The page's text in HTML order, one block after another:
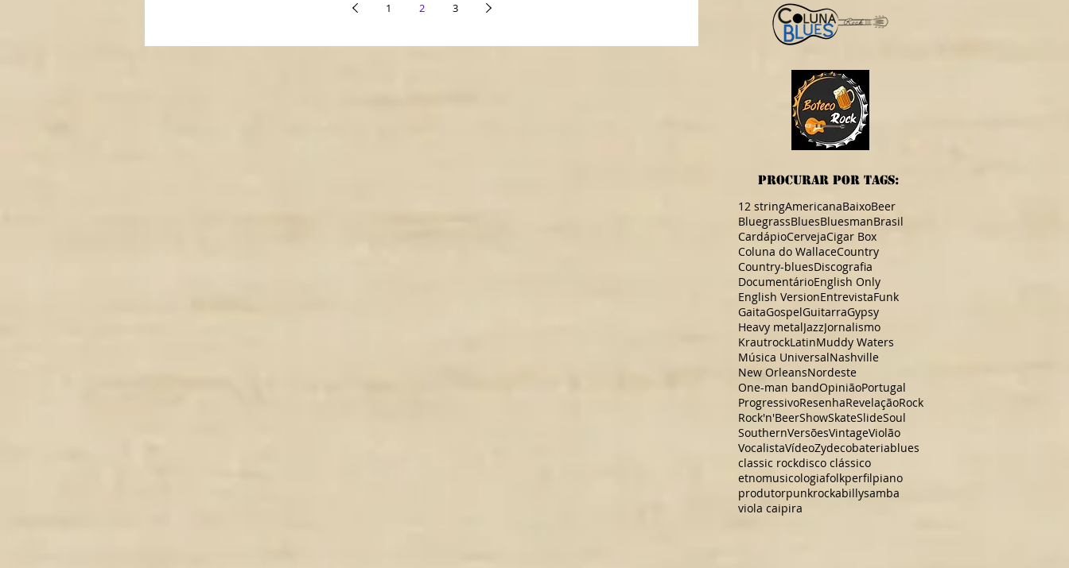
1 2 3
procurar por TAGS:
12 stringAmericanaBaixoBeer
BluegrassBluesBluesmanBrasil
CardápioCervejaCigar Box
Coluna do WallaceCountry
Country-bluesDiscografia
DocumentárioEnglish Only
English VersionEntrevistaFunk
GaitaGospelGuitarraGypsy
Heavy metalJazzJornalismo
KrautrockLatinMuddy Waters
Música UniversalNashville
New OrleansNordeste
One-man bandOpiniãoPortugal
ProgressivoResenhaRevelaçãoRock
Rock'n'BeerShowSkateSlideSoul
SouthernVersõesVintageViolão
VocalistaVídeoZydecobateriablues
classic rockdisco clássico
etnomusicologiafolkperfilpiano
produtorpunkrockabillysamba
viola caipira